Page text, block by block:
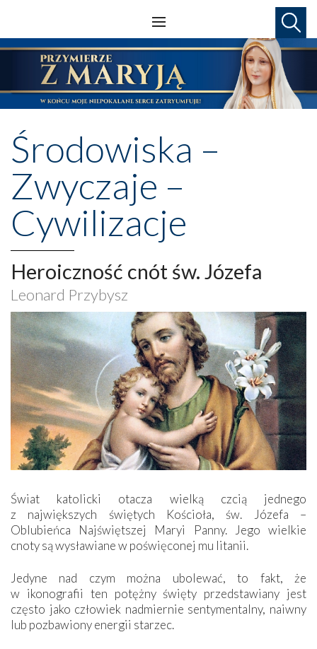
Środowiska –
Zwyczaje –
Cywilizacje
Heroiczność cnót św. Józefa
Leonard Przybysz
Świat katolicki otacza wielką czcią jednego
z największych świętych Kościoła, św. Józefa –
Oblubieńca Najświętszej Maryi Panny. Jego wielkie
cnoty są wysławiane w poświęconej mu litanii.
Jedyne nad czym można ubolewać, to fakt, że
w ikonografii ten potężny święty przedstawiany jest
często jako człowiek nadmiernie sentymentalny, naiwny
lub pozbawiony energii starzec.